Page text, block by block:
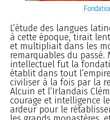
L’étude des langues
à cette époque, tirait
et multipliait dans les
remarquables du passé.
intellectuel fut la
établit dans tout
civiliser à la fois par la
Alcuin et l’Irlandais
courage et intelligence
ardeur pour le